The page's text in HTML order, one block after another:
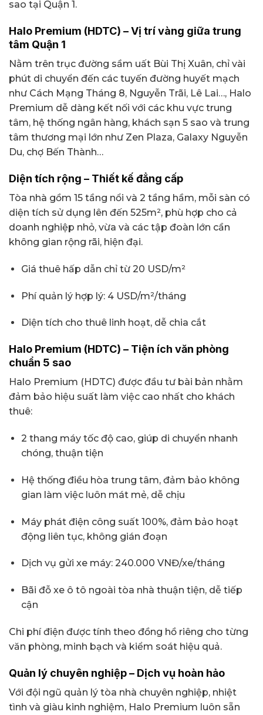
sao tại Quận 1.
Halo Premium (HDTC) – Vị trí vàng giữa trung
tâm Quận 1
Nằm trên trục đường sầm uất Bùi Thị Xuân, chỉ vài
phút di chuyển đến các tuyến đường huyết mạch
như Cách Mạng Tháng 8, Nguyễn Trãi, Lê Lai…, Halo
Premium dễ dàng kết nối với các khu vực trung
tâm, hệ thống ngân hàng, khách sạn 5 sao và trung
tâm thương mại lớn như Zen Plaza, Galaxy Nguyễn
Du, chợ Bến Thành…
Diện tích rộng – Thiết kế đẳng cấp
Tòa nhà gồm 15 tầng nổi và 2 tầng hầm, mỗi sàn có
diện tích sử dụng lên đến 525m², phù hợp cho cả
doanh nghiệp nhỏ, vừa và các tập đoàn lớn cần
không gian rộng rãi, hiện đại.
Giá thuê hấp dẫn chỉ từ 20 USD/m²
Phí quản lý hợp lý: 4 USD/m²/tháng
Diện tích cho thuê linh hoạt, dễ chia cắt
Halo Premium (HDTC) – Tiện ích văn phòng
chuẩn 5 sao
Halo Premium (HDTC) được đầu tư bài bản nhằm
đảm bảo hiệu suất làm việc cao nhất cho khách
thuê:
2 thang máy tốc độ cao, giúp di chuyển nhanh
chóng, thuận tiện
Hệ thống điều hòa trung tâm, đảm bảo không
gian làm việc luôn mát mẻ, dễ chịu
Máy phát điện công suất 100%, đảm bảo hoạt
động liên tục, không gián đoạn
Dịch vụ gửi xe máy: 240.000 VNĐ/xe/tháng
Bãi đỗ xe ô tô ngoài tòa nhà thuận tiện, dễ tiếp
cận
Chi phí điện được tính theo đồng hồ riêng cho từng
văn phòng, minh bạch và kiểm soát hiệu quả.
Quản lý chuyên nghiệp – Dịch vụ hoàn hảo
Với đội ngũ quản lý tòa nhà chuyên nghiệp, nhiệt
tình và giàu kinh nghiệm, Halo Premium luôn sẵn